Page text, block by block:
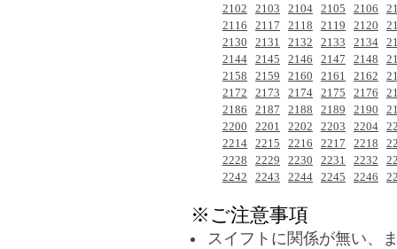
2102
2103 2104 2105 2106
2116
2117 2118 2119 2120
2130
2131 2132 2133 2134
2144 2145 2146 2147 2148
2158
2159 2160 2161 2162
2172
2173 2174 2175 2176
2186
2187 2188 2189 2190
2200
2201 2202 2203 2204
2214 2215 2216 2217 2218
2228
2229 2230 2231 2232
2242
2243 2244 2245 2246
※ご注意事項
スイフトに関係が無い、